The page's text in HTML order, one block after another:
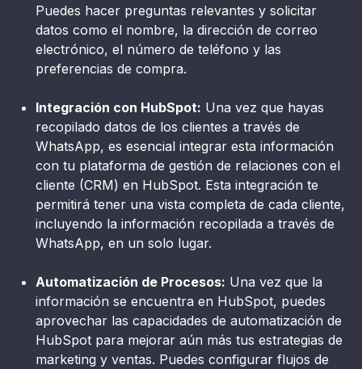
Puedes hacer preguntas relevantes y solicitar
datos como el nombre, la dirección de correo
electrónico, el número de teléfono y las
preferencias de compra.
Integración con HubSpot: Una vez que hayas
recopilado datos de los clientes a través de
WhatsApp, es esencial integrar esta información
con tu plataforma de gestión de relaciones con el
cliente (CRM) en HubSpot. Esta integración te
permitirá tener una vista completa de cada cliente,
incluyendo la información recopilada a través de
WhatsApp, en un solo lugar.
Automatización de Procesos: Una vez que la
información se encuentra en HubSpot, puedes
aprovechar las capacidades de automatización de
HubSpot para mejorar aún más tus estrategias de
marketing y ventas. Puedes configurar flujos de